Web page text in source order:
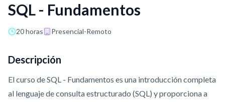
SQL - Fundamentos
20 horas Presencial-Remoto
Descripción
El curso de SQL - Fundamentos es una introducción completa
al lenguaje de consulta estructurado (SQL) y proporciona a